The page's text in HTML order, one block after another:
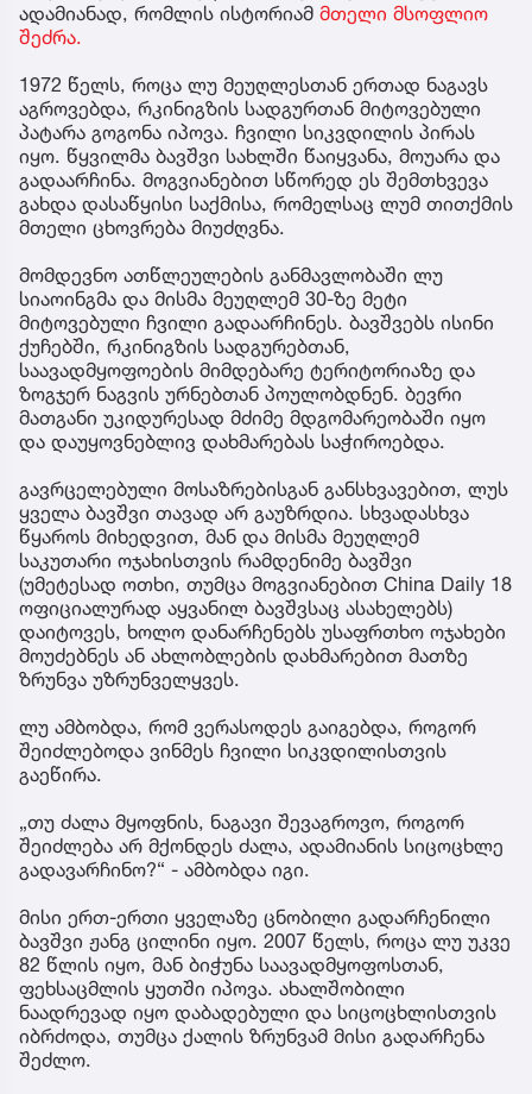
ადამიანად, რომლის ისტორიამ მთელი მსოფლიო
შეძრა.
1972 წელს, როცა ლუ მეუღლესთან ერთად ნაგავს
აგროვებდა, რკინიგზის სადგურთან მიტოვებული
პატარა გოგონა იპოვა. ჩვილი სიკვდილის პირას
იყო. წყვილმა ბავშვი სახლში წაიყვანა, მოუარა და
გადაარჩინა. მოგვიანებით სწორედ ეს შემთხვევა
გახდა დასაწყისი საქმისა, რომელსაც ლუმ თითქმის
მთელი ცხოვრება მიუძღვნა.
მომდევნო ათწლეულების განმავლობაში ლუ
სიაოინგმა და მისმა მეუღლემ 30-ზე მეტი
მიტოვებული ჩვილი გადაარჩინეს. ბავშვებს ისინი
ქუჩებში, რკინიგზის სადგურებთან,
საავადმყოფოების მიმდებარე ტერიტორიაზე და
ზოგჯერ ნაგვის ურნებთან პოულობდნენ. ბევრი
მათგანი უკიდურესად მძიმე მდგომარეობაში იყო
და დაუყოვნებლივ დახმარებას საჭიროებდა.
გავრცელებული მოსაზრებისგან განსხვავებით, ლუს
ყველა ბავშვი თავად არ გაუზრდია. სხვადასხვა
წყაროს მიხედვით, მან და მისმა მეუღლემ
საკუთარი ოჯახისთვის რამდენიმე ბავშვი
(უმეტესად ოთხი, თუმცა მოგვიანებით China Daily 18
ოფიციალურად აყვანილ ბავშვსაც ასახელებს)
დაიტოვეს, ხოლო დანარჩენებს უსაფრთხო ოჯახები
მოუძებნეს ან ახლობლების დახმარებით მათზე
ზრუნვა უზრუნველყვეს.
ლუ ამბობდა, რომ ვერასოდეს გაიგებდა, როგორ
შეიძლებოდა ვინმეს ჩვილი სიკვდილისთვის
გაეწირა.
„თუ ძალა მყოფნის, ნაგავი შევაგროვო, როგორ
შეიძლება არ მქონდეს ძალა, ადამიანის სიცოცხლე
გადავარჩინო?“ - ამბობდა იგი.
მისი ერთ-ერთი ყველაზე ცნობილი გადარჩენილი
ბავშვი ჟანგ ცილინი იყო. 2007 წელს, როცა ლუ უკვე
82 წლის იყო, მან ბიჭუნა საავადმყოფოსთან,
ფეხსაცმლის ყუთში იპოვა. ახალშობილი
ნაადრევად იყო დაბადებული და სიცოცხლისთვის
იბრძოდა, თუმცა ქალის ზრუნვამ მისი გადარჩენა
შეძლო.